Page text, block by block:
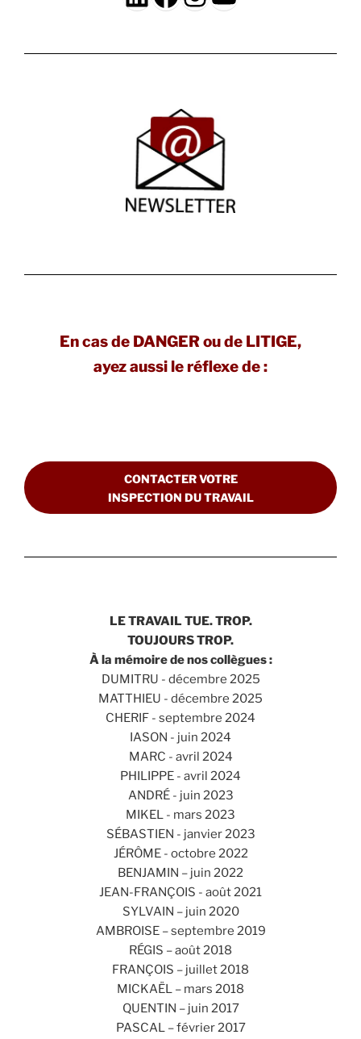
En cas de DANGER ou de LITIGE,
ayez aussi le réflexe de :
CONTACTER VOTRE
INSPECTION DU TRAVAIL
LE TRAVAIL TUE. TROP.
TOUJOURS TROP.
À la mémoire de nos collègues :
DUMITRU - décembre 2025
MATTHIEU - décembre 2025
CHERIF - septembre 2024
IASON - juin 2024
MARC - avril 2024
PHILIPPE - avril 2024
ANDRÉ - juin 2023
MIKEL - mars 2023
SÉBASTIEN - janvier 2023
JÉRÔME - octobre 2022
BENJAMIN – juin 2022
JEAN-FRANÇOIS - août 2021
SYLVAIN – juin 2020
AMBROISE – septembre 2019
RÉGIS – août 2018
FRANÇOIS – juillet 2018
MICKAËL – mars 2018
QUENTIN – juin 2017
PASCAL – février 2017